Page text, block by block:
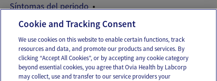
Síntomas del periodo
Síntomas y señales de la ovulación
Email Text
Cookie and Tracking Consent
We use cookies on this website to enable certain functions, track
resources and data, and promote our products and services. By
clicking “Accept All Cookies”, or by accepting any cookie category
beyond essential cookies, you agree that Ovia Health by Labcorp
may collect, use and transfer to our service providers your